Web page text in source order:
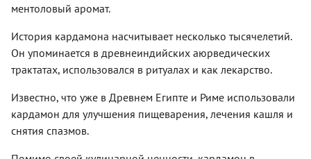
ментоловый аромат.
История кардамона насчитывает несколько тысячелетий.
Он упоминается в древнеиндийских аюрведических
трактатах, использовался в ритуалах и как лекарство.
Известно, что уже в Древнем Египте и Риме использовали
кардамон для улучшения пищеварения, лечения кашля и
снятия спазмов.